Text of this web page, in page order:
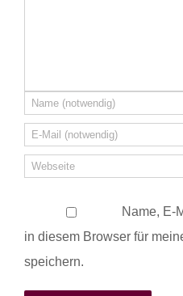
Name, E-
in diesem Browser für
speichern.